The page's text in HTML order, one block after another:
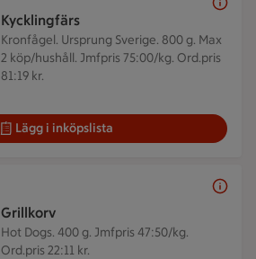
Kycklingfärs
Kronfågel. Ursprung Sverige. 800 g. Max
2 köp/hushåll. Jmfpris 75:00/kg. Ord.pris
81:19 kr.
Lägg i inköpslista
Grillkorv
Hot Dogs. 400 g. Jmfpris 47:50/kg.
Ord.pris 22:11 kr.